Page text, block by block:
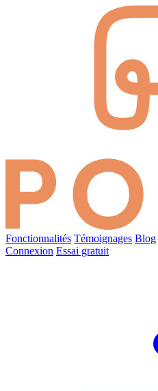
Fonctionnalités Témoignages Blog
Connexion Essai gratuit